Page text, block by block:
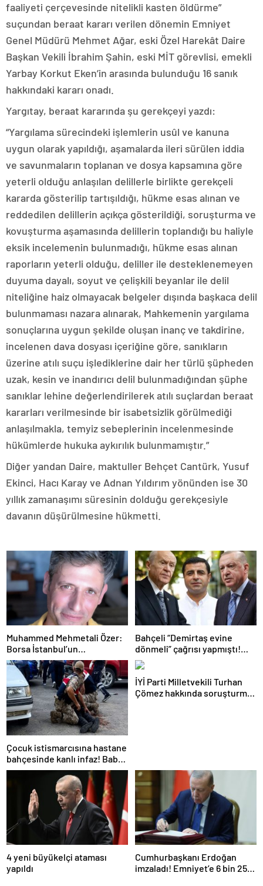
faaliyeti çerçevesinde nitelikli kasten öldürme”
suçundan beraat kararı verilen dönemin Emniyet
Genel Müdürü Mehmet Ağar, eski Özel Harekât Daire
Başkan Vekili İbrahim Şahin, eski MİT görevlisi, emekli
Yarbay Korkut Eken’in arasında bulunduğu 16 sanık
hakkındaki kararı onadı.
Yargıtay, beraat kararında şu gerekçeyi yazdı:
“Yargılama sürecindeki işlemlerin usûl ve kanuna
uygun olarak yapıldığı, aşamalarda ileri sürülen iddia
ve savunmaların toplanan ve dosya kapsamına göre
yeterli olduğu anlaşılan delillerle birlikte gerekçeli
kararda gösterilip tartışıldığı, hükme esas alınan ve
reddedilen delillerin açıkça gösterildiği, soruşturma ve
kovuşturma aşamasında delillerin toplandığı bu haliyle
eksik incelemenin bulunmadığı, hükme esas alınan
raporların yeterli olduğu, deliller ile desteklenemeyen
duyuma dayalı, soyut ve çelişkili beyanlar ile delil
niteliğine haiz olmayacak belgeler dışında başkaca delil
bulunmaması nazara alınarak, Mahkemenin yargılama
sonuçlarına uygun şekilde oluşan inanç ve takdirine,
incelenen dava dosyası içeriğine göre, sanıkların
üzerine atılı suçu işlediklerine dair her türlü şüpheden
uzak, kesin ve inandırıcı delil bulunmadığından şüphe
sanıklar lehine değerlendirilerek atılı suçlardan beraat
kararları verilmesinde bir isabetsizlik görülmediği
anlaşılmakla, temyiz sebeplerinin incelenmesinde
hükümlerde hukuka aykırılık bulunmamıştır.”
Diğer yandan Daire, maktuller Behçet Cantürk, Yusuf
Ekinci, Hacı Karay ve Adnan Yıldırım yönünden ise 30
yıllık zamanaşımı süresinin dolduğu gerekçesiyle
davanın düşürülmesine hükmetti.
Muhammed Mehmetali Özer:
Borsa İstanbul’un
Spekülasyonu, TL’nin Erimesi
ve OTC’nin Yeniden Doğuşu
Bahçeli “Demirtaş evine
dönmeli” çağrısı yapmıştı!
Erdoğan’ın yardımcısından
yanıt geldi
Çocuk istismarcısına hastane
bahçesinde kanlı infaz! Baba
ve oğlu tutuklandı
İYİ Parti Milletvekili Turhan
Çömez hakkında soruşturma
4 yeni büyükelçi ataması
yapıldı
Cumhurbaşkanı Erdoğan
imzaladı! Emniyet’e 6 bin 250